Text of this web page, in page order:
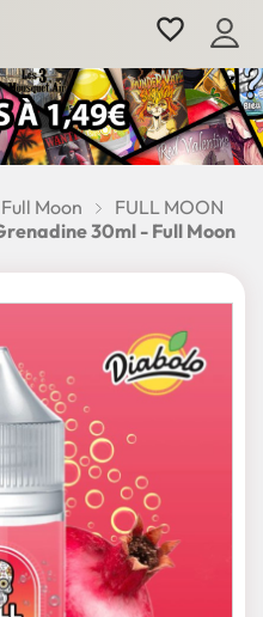
favorite_border
Full Moon
FULL MOON
30ml - Full Moon